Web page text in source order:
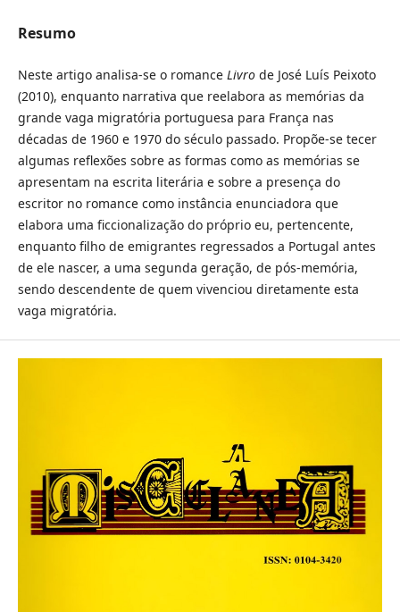
Resumo
Neste artigo analisa-se o romanceLivrode José Luís Peixoto
(2010), enquanto narrativa que reelabora as memórias da
grande vaga migratória portuguesa para França nas
décadas de 1960 e 1970 do século passado. Propõe-se tecer
algumas reflexões sobre as formas como as memórias se
apresentam na escrita literária e sobre a presença do
escritor no romance como instância enunciadora que
elabora uma ficcionalização do próprio eu, pertencente,
enquanto filho de emigrantes regressados a Portugal antes
de ele nascer, a uma segunda geração, de pós-memória,
sendo descendente de quem vivenciou diretamente esta
vaga migratória.